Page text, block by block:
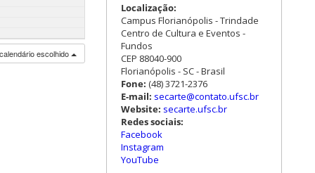
escolhido
Localização:
Campus Florianópolis - Trindade
Centro de Cultura e Eventos -
Fundos
CEP 88040-900
Florianópolis - SC - Brasil
Fone: (48) 3721-2376
E-mail: secarte@contato.ufsc.br
Website: secarte.ufsc.br
Redes sociais:
Facebook
Instagram
YouTube